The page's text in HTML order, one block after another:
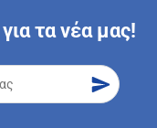
τα νέα μας!